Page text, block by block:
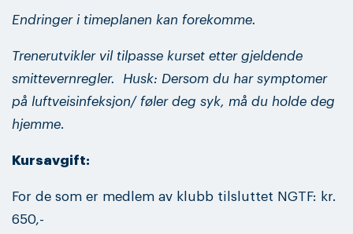
Endringer i timeplanen kan forekomme.
Trenerutvikler vil tilpasse kurset etter gjeldende
smittevernregler.
Husk: Dersom du har symptomer
på luftveisinfeksjon/ føler deg syk, må du holde deg
hjemme.
Kursavgift:
For de som er medlem av klubb tilsluttet NGTF: kr.
650,-